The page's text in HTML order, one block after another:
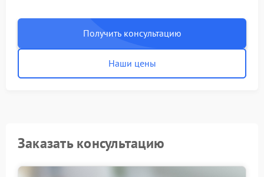
Получить консультацию
Наши цены
Заказать консультацию